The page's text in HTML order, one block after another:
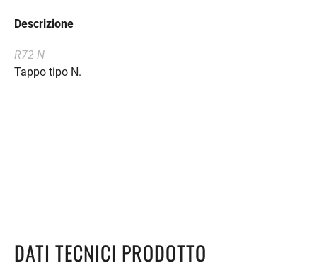
Descrizione
R72 N
Tappo tipo N.
DATI TECNICI PRODOTTO